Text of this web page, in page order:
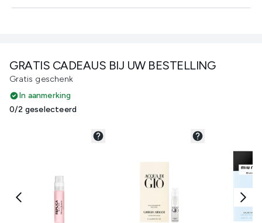
GRATIS CADEAUS BIJ UW BESTELLING
Gratis geschenk
In aanmerking
0/2 geselecteerd